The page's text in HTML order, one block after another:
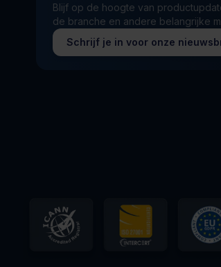
Blijf op de hoogte van
de branche en andere belangrijke
Schrijf je in voor onze